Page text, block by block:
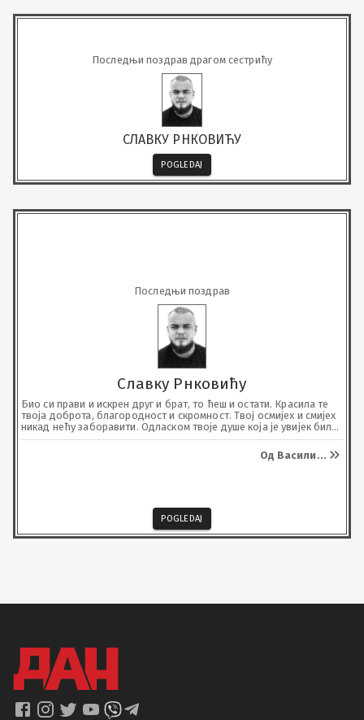
Последњи поздрав драгом сестрићу
СЛАВКУ РНКОВИЋУ
POGLEDAJ
Последњи поздрав
Славку Рнковићу
Био си прави и искрен друг и брат, то ћеш и остати. Красила те
твоја доброта, благородност и скромност. Твој осмијех и смијех
никад нећу заборавити. Одласком твоје душе која је увијек била
чиста, позитивна и весела, красићеш Царство небеско а нама на
земљи оставити неизбрисиво сјећање и тугу. Чуваћу те од
заборава, хвала ти што си био прави друг и брат, каквих није
Од Васили ...
POGLEDAJ